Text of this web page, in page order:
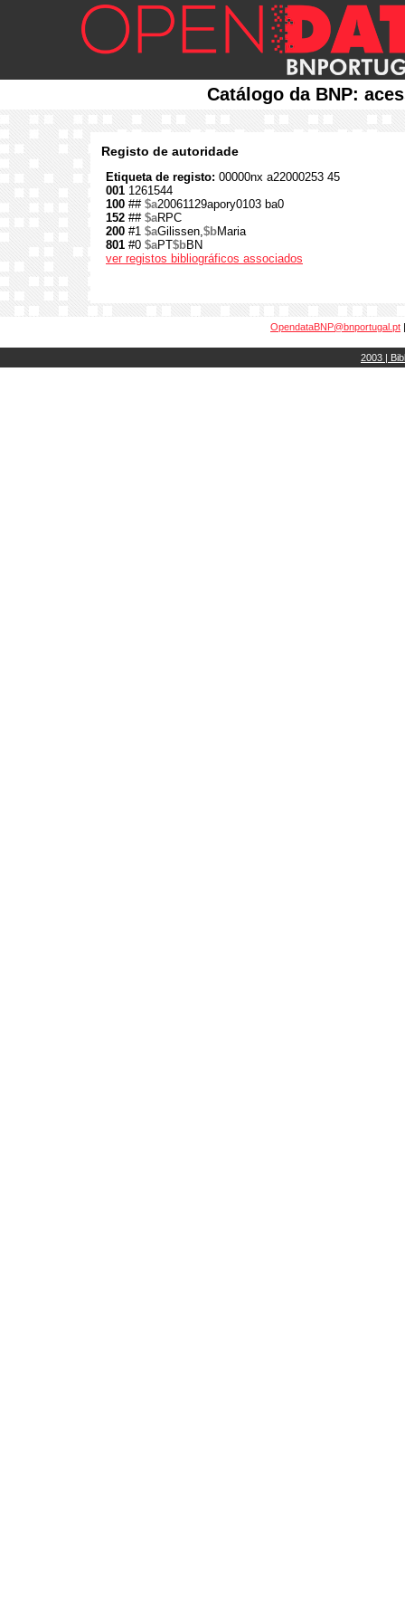
Catálogo da BNP:
Registo de autoridade
Etiqueta de registo: 00000nx a22000253 45
001 1261544
100 ## $a20061129apory0103 ba0
152 ## $aRPC
200 #1 $aGilissen,$bMaria
801 #0 $aPT$bBN
ver registos bibliográficos associados
OpendataBNP@bnportugal.pt
2003 |